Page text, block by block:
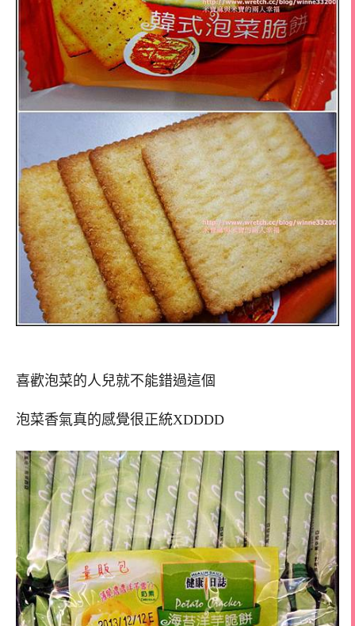
喜歡泡菜的人兒就不能錯過這個
泡菜香氣真的感覺很正統XDDDD